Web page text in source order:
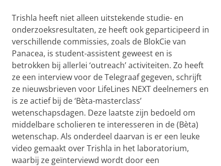
Trishla heeft niet alleen uitstekende studie- en
onderzoeksresultaten, ze heeft ook geparticipeerd in
verschillende commissies, zoals de BlokCie van
Panacea, is student-assistent geweest en is
betrokken bij allerlei ‘outreach’ activiteiten. Zo heeft
ze een interview voor de Telegraaf gegeven, schrijft
ze nieuwsbrieven voor LifeLines NEXT deelnemers en
is ze actief bij de ‘Bèta-masterclass’
wetenschapsdagen. Deze laatste zijn bedoeld om
middelbare scholieren te interesseren in de (Bèta)
wetenschap. Als onderdeel daarvan is er een leuke
video gemaakt over Trishla in het laboratorium,
waarbij ze geïnterviewd wordt door een